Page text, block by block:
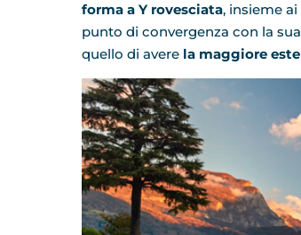
forma a Y rovesciata, insieme
punto di convergenza con la
quello di avere la maggiore